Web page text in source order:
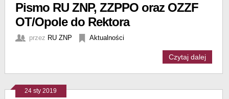
Pismo RU ZNP, ZZPPO oraz OZZF
OT/Opole do Rektora
przez RU ZNP Aktualności
Czytaj dalej
24 sty 2019